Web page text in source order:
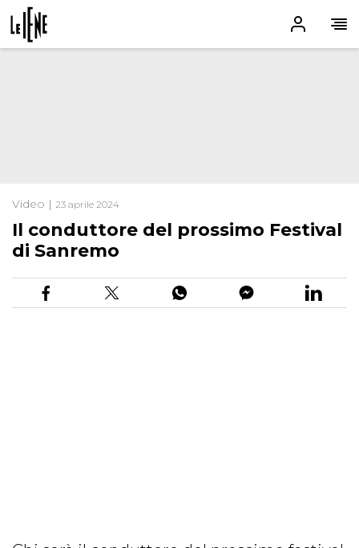
Video | 23 aprile 2024
Il conduttore del prossimo Festival
di Sanremo